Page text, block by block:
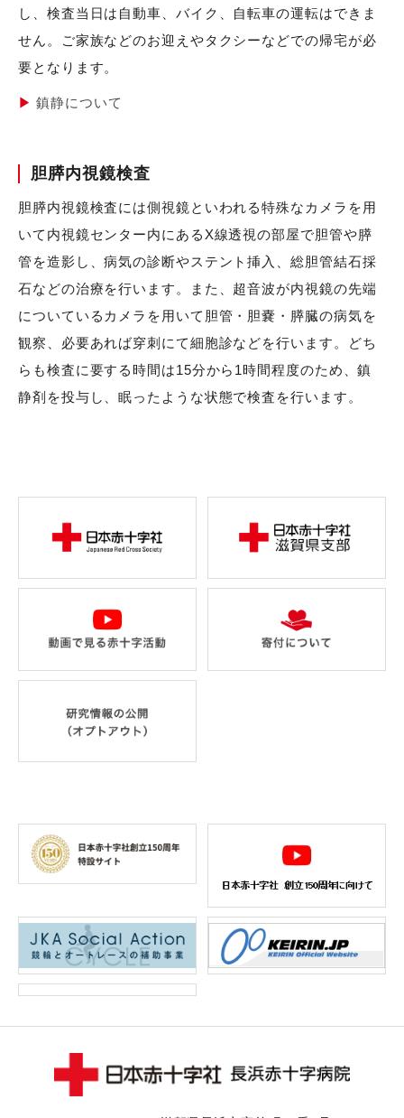
し、検査当日は自動車、バイク、自転車の運転はできま
せん。ご家族などのお迎えやタクシーなどでの帰宅が必
要となります。
鎮静について
胆膵内視鏡検査
胆膵内視鏡検査には側視鏡といわれる特殊なカメラを用
いて内視鏡センター内にあるX線透視の部屋で胆管や膵
管を造影し、病気の診断やステント挿入、総胆管結石採
石などの治療を行います。また、超音波が内視鏡の先端
についているカメラを用いて胆管・胆嚢・膵臓の病気を
観察、必要あれば穿刺にて細胞診などを行います。どち
らも検査に要する時間は15分から1時間程度のため、鎮
静剤を投与し、眠ったような状態で検査を行います。